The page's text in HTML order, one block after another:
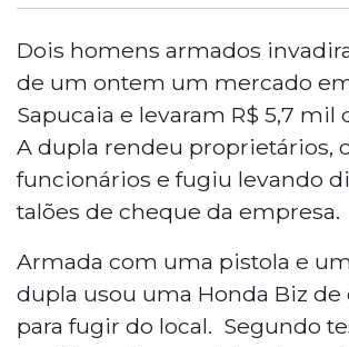
Dois homens armados
de um ontem um mercado
Sapucaia e levaram R$ 5,7 mil
A dupla rendeu proprietários,
funcionários e fugiu levando
talões de cheque da empresa.
Armada com uma pistola e
dupla usou uma Honda Biz de
para fugir do local. Segundo